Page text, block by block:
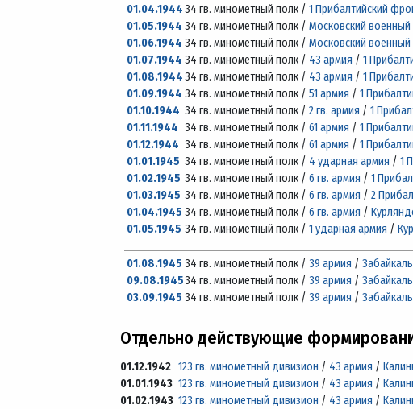
01.04.194434 гв. минометный полк /1 Прибалтийский
01.05.194434 гв. минометный полк /Московский военный
01.06.194434 гв. минометный полк /Московский военный
01.07.194434 гв. минометный полк / 43 армия /1
01.08.194434 гв. минометный полк / 43 армия /1
01.09.194434 гв. минометный полк /51 армия /1
01.10.194434 гв. минометный полк /2 гв. армия /1
01.11.1944 34 гв. минометный полк /61 армия /1
01.12.194434 гв. минометный полк /61 армия /1
01.01.194534 гв. минометный полк / 4 ударная армия /1
01.02.194534 гв. минометный полк /6 гв. армия /1
01.03.194534 гв. минометный полк /6 гв. армия /2
01.04.194534 гв. минометный полк /6 гв. армия /
01.05.194534 гв. минометный полк /1 ударная армия /
01.08.194534 гв. минометный полк /39 армия /
09.08.194534 гв. минометный полк /39 армия /
03.09.194534 гв. минометный полк /39 армия /
Отдельно действующие
01.12.1942 123 гв. минометный дивизион / 43 армия /
01.01.1943 123 гв. минометный дивизион / 43 армия /
01.02.1943 123 гв. минометный дивизион / 43 армия /